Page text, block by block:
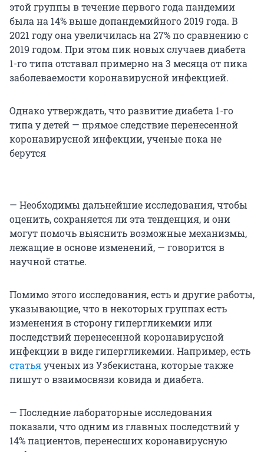
этой группы в течение первого года пандемии
была на 14% выше допандемийного 2019 года. В
2021 году она увеличилась на 27% по сравнению с
2019 годом. При этом пик новых случаев диабета
1-го типа отставал примерно на 3 месяца от пика
заболеваемости коронавирусной инфекцией.
Однако утверждать, что развитие диабета 1-го
типа у детей — прямое следствие перенесенной
коронавирусной инфекции, ученые пока не
берутся
— Необходимы дальнейшие исследования, чтобы
оценить, сохраняется ли эта тенденция, и они
могут помочь выяснить возможные механизмы,
лежащие в основе изменений, — говорится в
научной статье.
Помимо этого исследования, есть и другие работы,
указывающие, что в некоторых группах есть
изменения в сторону гипергликемии или
последствий перенесенной коронавирусной
инфекции в виде гипергликемии. Например, есть
статьяученых из Узбекистана, которые также
пишут о взаимосвязи ковида и диабета.
— Последние лабораторные исследования
показали, что одним из главных последствий у
14% пациентов, перенесших коронавирусную